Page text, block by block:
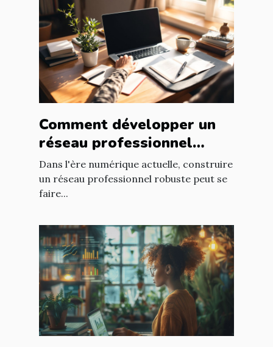
Comment développer un
réseau professionnel
puissant sans quitter
votre domicile
Dans l'ère numérique actuelle, construire
un réseau professionnel robuste peut se
faire...